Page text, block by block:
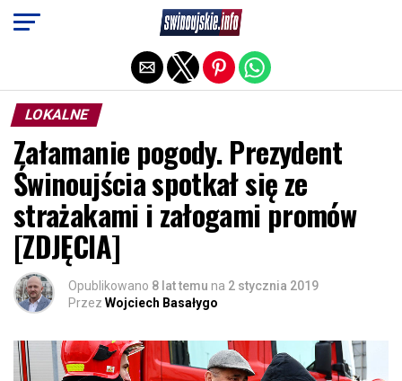
LOKALNE
Załamanie pogody. Prezydent
Świnoujścia spotkał się ze
strażakami i załogami promów
[ZDJĘCIA]
Opublikowano 8 lat temu na 2 stycznia 2019
Przez Wojciech Basałygo
Exit mobile version